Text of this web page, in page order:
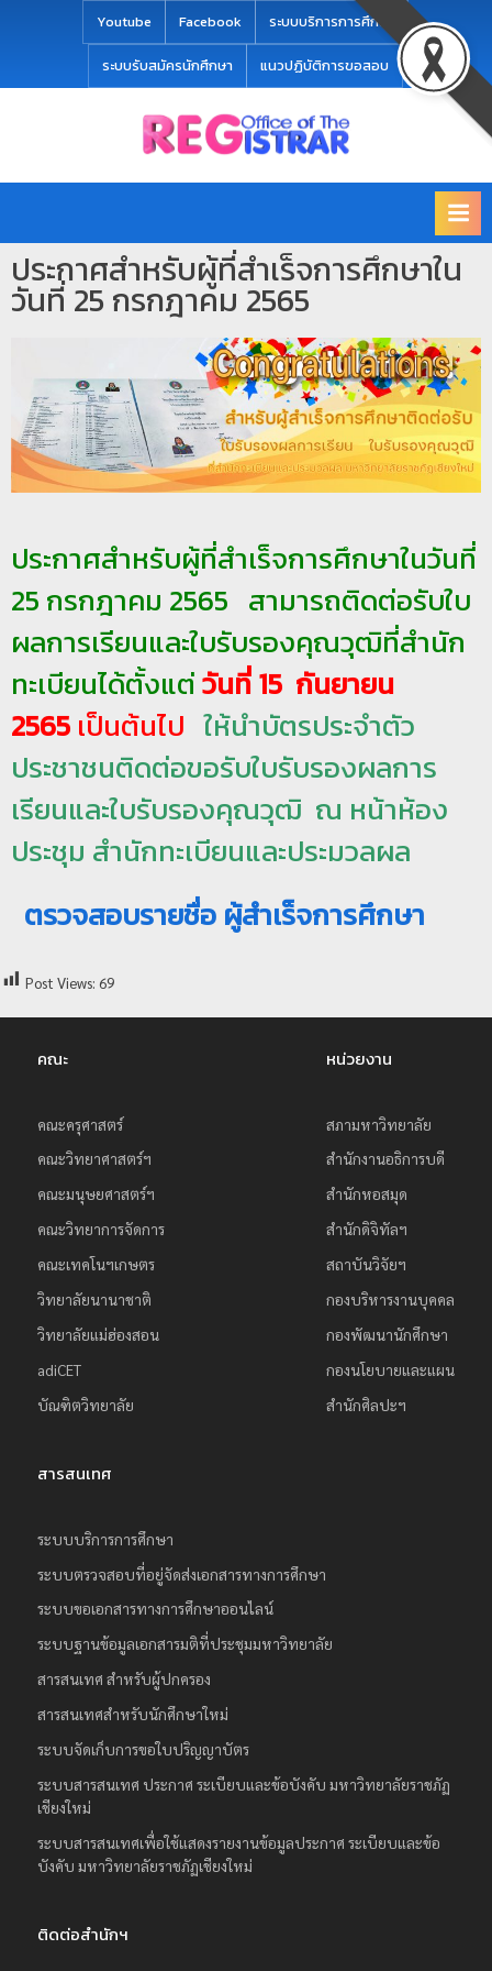
Youtube Facebook ระบบบริการการศึกษา
ระบบรับสมัครนักศึกษา แนวปฏิบัติการขอสอบ
นั
ท
ะ
บี
ย
น
แ
ล
ะ
ร
ม
ว
ล
ล
ม
า
วิ
ย
ย
า
ภั
ฏ
เ
ชี
ย
ม่
the
mai
Rajabhat
ประกาศสำหรับผู้ที่สำเร็จการศึกษาใน
วันที่ 25 กรกฎาคม 2565
ประกาศสำหรับผู้ที่สำเร็จการศึกษาในวันที่
25 กรกฎาคม 2565 สามารถติดต่อรับใบ
ผลการเรียนและใบรับรองคุณวุฒิที่สำนัก
ทะเบียนได้ตั้งแต่วันที่ 15 กันยายน
2565 เป็นต้นไป ให้นำบัตรประจำตัว
ประชาชนติดต่อขอรับใบรับรองผลการ
เรียนและใบรับรองคุณวุฒิ ณ หน้าห้อง
ประชุม สำนักทะเบียนและประมวลผล
ตรวจสอบรายชื่อ ผู้สำเร็จการศึกษา
Post Views: 69
คณะ
คณะครุศาสตร์
คณะวิทยาศาสตร์ฯ
คณะมนุษยศาสตร์ฯ
คณะวิทยาการจัดการ
คณะเทคโนฯเกษตร
วิทยาลัยนานาชาติ
วิทยาลัยแม่ฮ่องสอน
adiCET
บัณฑิตวิทยาลัย
หน่วยงาน
สภามหาวิทยาลัย
สำนักงานอธิการบดี
สำนักหอสมุด
สำนักดิจิทัลฯ
สถาบันวิจัยฯ
กองบริหารงานบุคคล
กองพัฒนานักศึกษา
กองนโยบายและแผน
สำนักศิลปะฯ
สารสนเทศ
ระบบบริการการศึกษา
ระบบตรวจสอบที่อยู่จัดส่งเอกสารทางการศึกษา
ระบบขอเอกสารทางการศึกษาออนไลน์
ระบบฐานข้อมูลเอกสารมติที่ประชุมมหาวิทยาลัย
สารสนเทศ สำหรับผู้ปกครอง
สารสนเทศสำหรับนักศึกษาใหม่
ระบบจัดเก็บการขอใบปริญญาบัตร
ระบบสารสนเทศ ประกาศ ระเบียบและข้อบังคับ มหาวิทยาลัยราชภัฏ
เชียงใหม่
ระบบสารสนเทศเพื่อใช้แสดงรายงานข้อมูลประกาศ ระเบียบและข้อ
บังคับ มหาวิทยาลัยราชภัฏเชียงใหม่
ติดต่อสำนักฯ
modal-check